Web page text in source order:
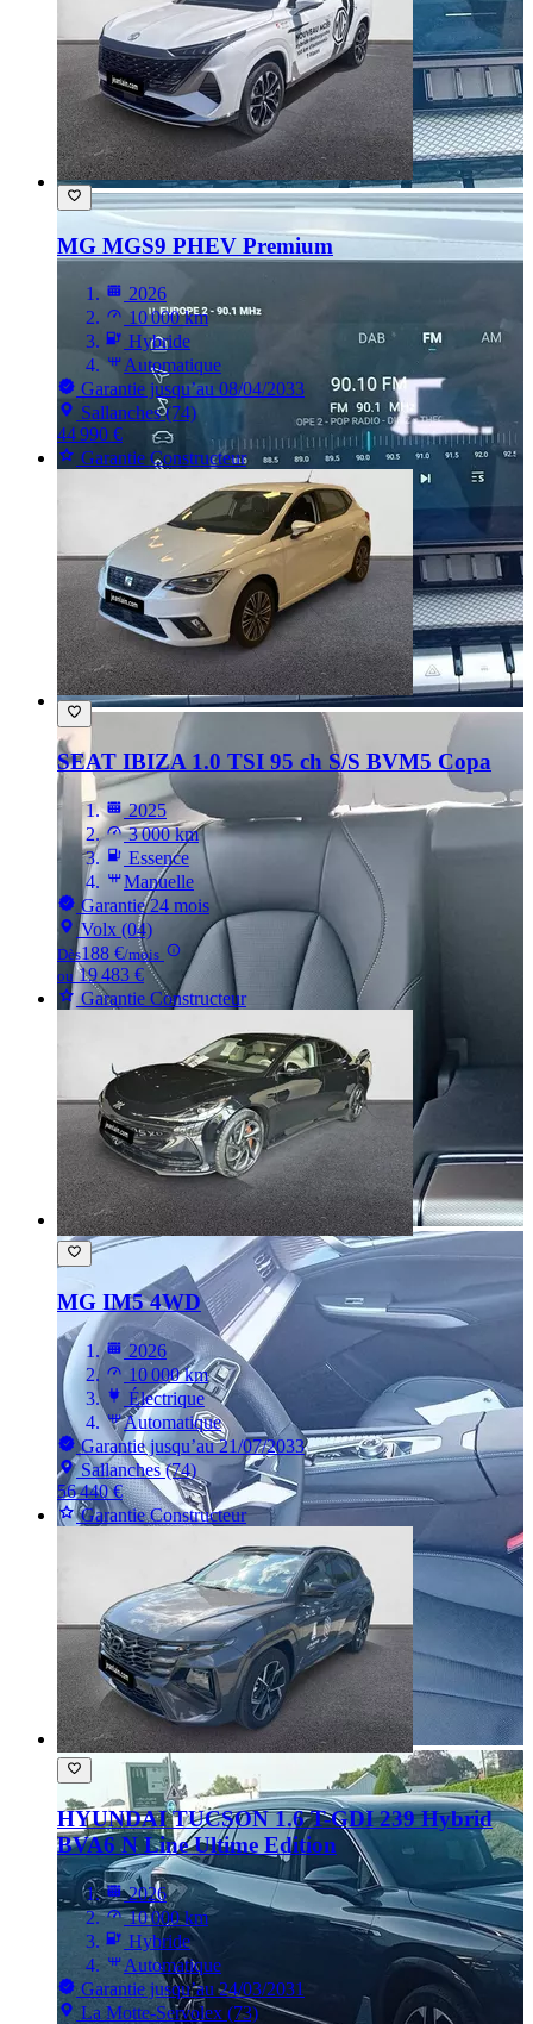
MG MGS9 PHEV Premium
2026
10 000 km
Hybride
Automatique
Garantie jusqu’au 08/04/2033
Sallanches (74)
44 990 €
Garantie Constructeur
SEAT IBIZA 1.0 TSI 95 ch S/S BVM5 Copa
2025
3 000 km
Essence
Manuelle
Garantie 24 mois
Volx (04)
Dès188 €/mois
ou19 483 €
Garantie Constructeur
MG IM54WD
2026
10 000 km
Électrique
Automatique
Garantie jusqu’au 21/07/2033
Sallanches (74)
56 440 €
Garantie Constructeur
HYUNDAI TUCSON1.6 T-GDI 239 Hybrid
BVA6 N Line Ultime Edition
2026
10 000 km
Hybride
Automatique
Garantie jusqu’au 24/03/2031
La Motte-Servolex (73)